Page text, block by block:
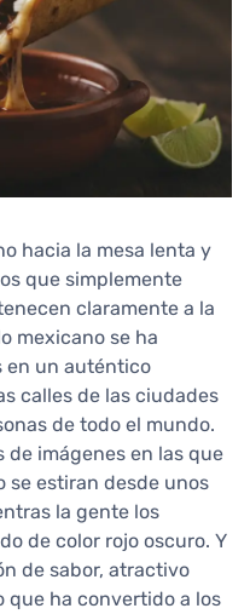
hacia la mesa lenta y
que simplemente
claramente a la
mexicano se ha
en un auténtico
calles de las ciudades
de todo el mundo.
de imágenes en las que
se estiran desde unos
la gente los
de color rojo oscuro. Y
de sabor, atractivo
que ha convertido a los